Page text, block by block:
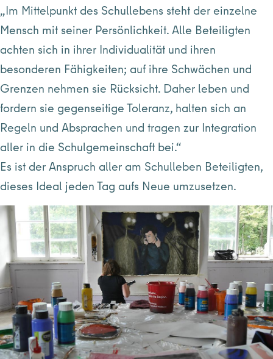
„Im Mittelpunkt des Schullebens steht der einzelne
Mensch mit seiner Persönlichkeit. Alle Beteiligten
achten sich in ihrer Individualität und ihren
besonderen Fähigkeiten; auf ihre Schwächen und
Grenzen nehmen sie Rücksicht. Daher leben und
fordern sie gegenseitige Toleranz, halten sich an
Regeln und Absprachen und tragen zur Integration
aller in die Schulgemeinschaft bei.“
Es ist der Anspruch aller am Schulleben Beteiligten,
dieses Ideal jeden Tag aufs Neue umzusetzen.